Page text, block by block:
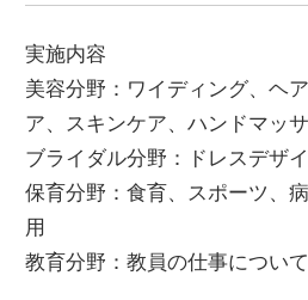
実施内容
美容分野：ワイディング、ヘ
ア、スキンケア、ハンドマッ
ブライダル分野：ドレスデザ
保育分野：食育、スポーツ、
用
教育分野：教員の仕事につい